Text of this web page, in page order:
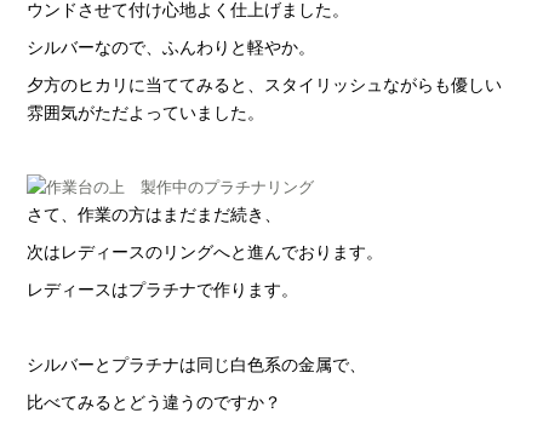
ウンドさせて付け心地よく仕上げました。
シルバーなので、ふんわりと軽やか。
夕方のヒカリに当ててみると、スタイリッシュながらも優しい
雰囲気がただよっていました。
さて、作業の方はまだまだ続き、
次はレディースのリングへと進んでおります。
レディースはプラチナで作ります。
シルバーとプラチナは同じ白色系の金属で、
比べてみるとどう違うのですか？